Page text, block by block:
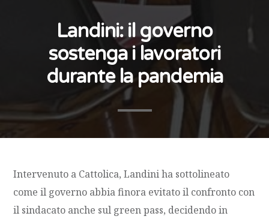
Landini: il governo
sostenga i lavoratori
durante la pandemia
Intervenuto a Cattolica, Landini ha sottolineato
come il governo abbia finora evitato il confronto con
il sindacato anche sul green pass, decidendo in